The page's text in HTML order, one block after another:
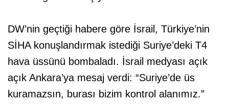
DW’nin geçtiği habere göre İsrail, Türkiye’nin
SİHA konuşlandırmak istediği Suriye’deki T4
hava üssünü bombaladı. İsrail medyası açık
açık Ankara’ya mesaj verdi: “Suriye’de üs
kuramazsın, burası bizim kontrol alanımız.”